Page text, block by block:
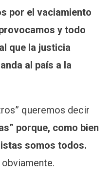
por el vaciamiento
y todo
que la justicia
al país a la
queremos decir
porque, como bien
somos todos.